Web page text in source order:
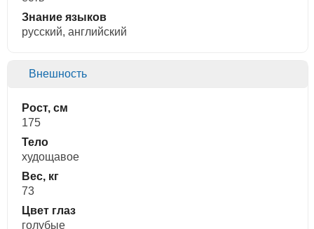
Знание языков
русский, английский
Внешность
Рост, см
175
Тело
худощавое
Вес, кг
73
Цвет глаз
голубые